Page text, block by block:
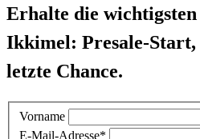
Erhalte die
Ikkimel: Presale-Start,
letzte Chance.
Vorname
E-Mail-Adresse*